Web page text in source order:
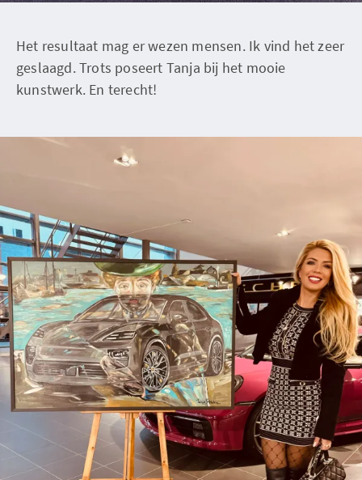
Het resultaat mag er wezen mensen. Ik vind het zeer
geslaagd. Trots poseert Tanja bij het mooie
kunstwerk. En terecht!